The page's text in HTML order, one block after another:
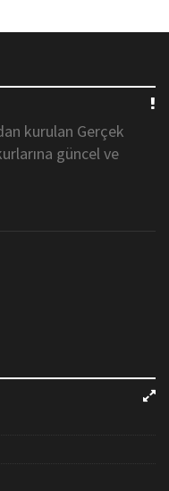
kurulan Gerçek
güncel ve